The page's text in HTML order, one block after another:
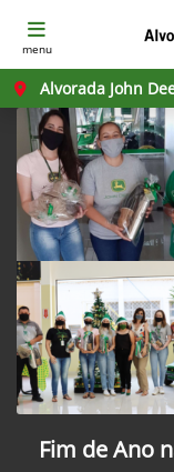
menu
Alvorada John
Fim de Ano